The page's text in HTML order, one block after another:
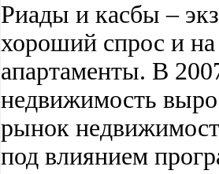
Риады и касбы –
хороший спрос и
апартаменты. В
недвижимость
рынок
под влиянием